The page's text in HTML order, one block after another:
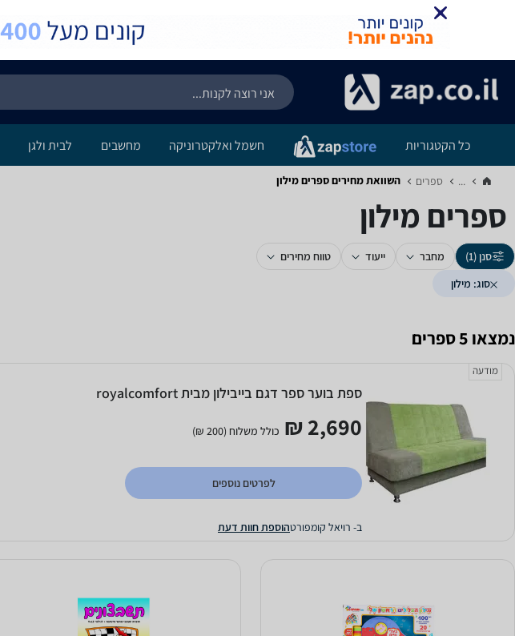
כל הקטגוריות חשמל ואלקטרוניקה מחשבים לבית ולגן
... ספרים‏ השוואת מחירים ספרים ‏מילון
ספרים ‏מילון
סנן (1) מחבר ייעוד
טווח מחירים
סוג: מילון
נמצאו 5 ספרים
מודעה
ספת בוער ספר דגם בייבילון מבית royalcomfort
2,690 ₪ כולל משלוח (200 ₪)
לפרטים נוספים
ב- רויאל קומפורטהוספת חוות דעת